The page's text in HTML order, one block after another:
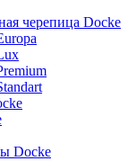
черепица Docke
Docke